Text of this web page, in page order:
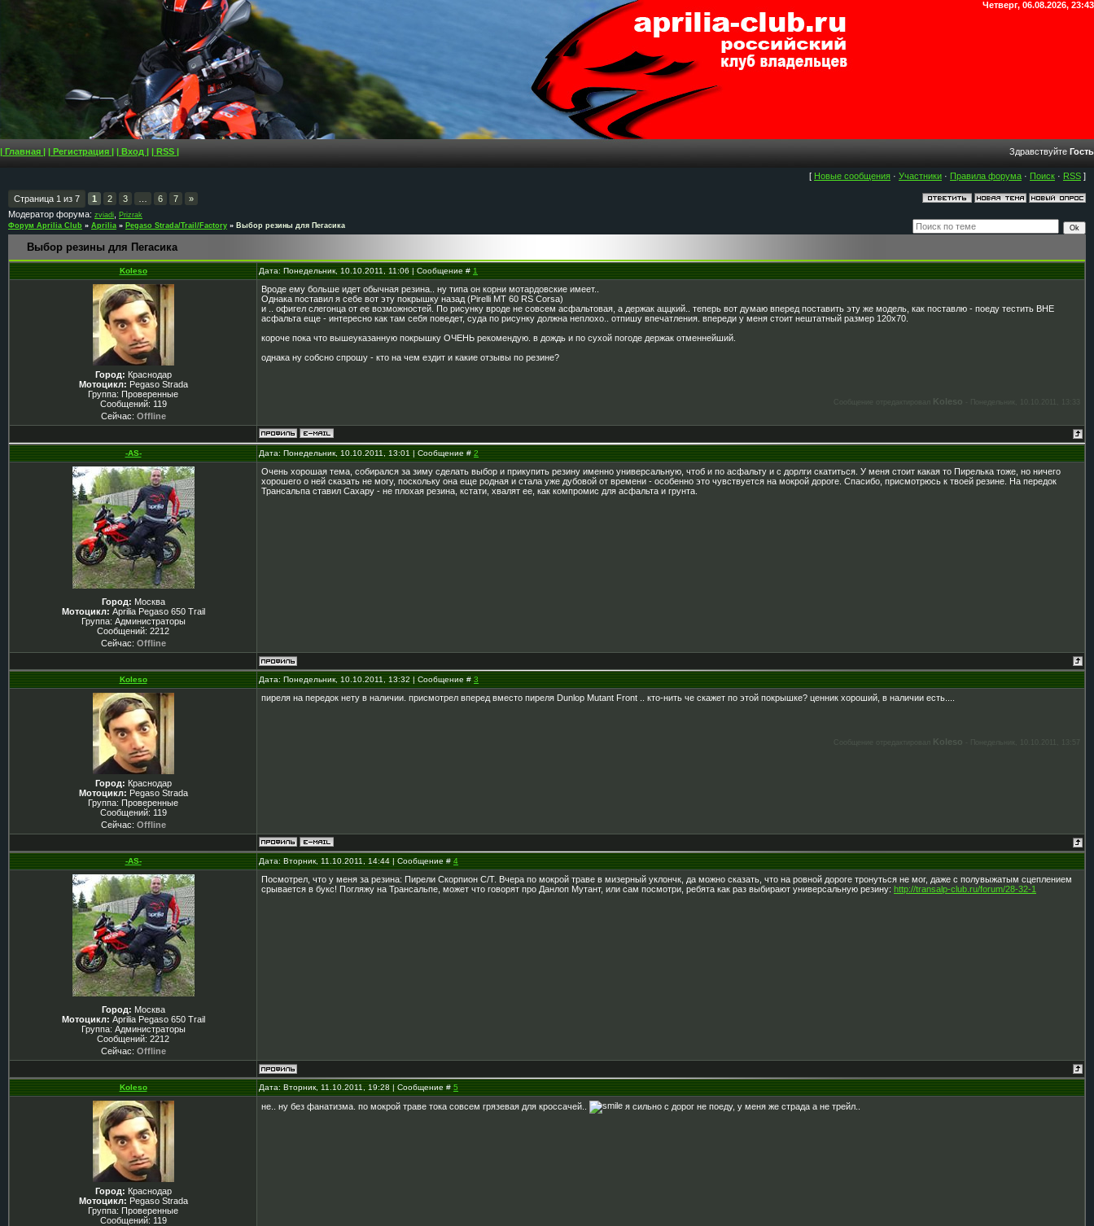
Четверг, 06.08.2026, 23:43
| Главная | | Регистрация | | Вход | | RSS | Здравствуйте Гость
[ Новые сообщения · Участники · Правила форума · Поиск · RSS ]
Страница 1 из 7 1 2 3 6 7
»
Модератор форума: zviadi
Prizrak
Форум Aprilia Club » Aprilia » Pegaso Strada/Trail/Factory » Выбор резины для Пегасика
Выбор резины для Пегасика
Koleso Дата: Понедельник, 10.10.2011, 11:06 | Сообщение #1
Город: Краснодар
Мотоцикл: Pegaso Strada
Группа: Проверенные
Сообщений: 119
Сейчас: Offline
Вроде ему больше идет обычная резина.. ну типа он корни мотардовские имеет..
Однака поставил я себе вот эту покрышку назад (Pirelli MT 60 RS Corsa)
и .. офигел слегонца от ее возможностей. По рисунку вроде не совсем асфальтовая, а держак аццкий.. теперь вот думаю вперед поставить эту же модель, как поставлю - поеду тестить ВНЕ
асфальта еще - интересно как там себя поведет, суда по рисунку должна неплохо.. отпишу впечатления. впереди у меня стоит нештатный размер 120х70.
короче пока что вышеуказанную покрышку ОЧЕНЬ рекомендую. в дождь и по сухой погоде держак отменнейший.
однака ну собсно спрошу - кто на чем ездит и какие отзывы по резине?
Сообщение отредактировал Koleso
-AS- Дата: Понедельник, 10.10.2011, 13:01 | Сообщение #2
Город: Москва
Мотоцикл: Aprilia Pegaso 650 Trail
Группа: Администраторы
Сообщений: 2212
Сейчас: Offline
Очень хорошая тема, собирался за зиму сделать выбор и прикупить резину именно универсальную, чтоб и по асфальту и с дорлги скатиться. У меня стоит какая то Пирелька тоже, но ничего
хорошего о ней сказать не могу, поскольку она еще родная и стала уже дубовой от времени - особенно это чувствуется на мокрой дороге. Спасибо, присмотрюсь к твоей резине. На передок
Трансальпа ставил Сахару - не плохая резина, кстати, хвалят ее, как компромис для асфальта и грунта.
Koleso Дата: Понедельник, 10.10.2011, 13:32 | Сообщение #3
Город: Краснодар
Мотоцикл: Pegaso Strada
Группа: Проверенные
Сообщений: 119
Сейчас: Offline
пиреля на передок нету в наличии. присмотрел вперед вместо пиреля Dunlop Mutant Front .. кто-нить че скажет по этой покрышке? ценник хороший, в наличии есть....
Сообщение отредактировал Koleso
-AS- Дата: Вторник, 11.10.2011, 14:44 | Сообщение #4
Город: Москва
Мотоцикл: Aprilia Pegaso 650 Trail
Группа: Администраторы
Сообщений: 2212
Сейчас: Offline
Посмотрел, что у меня за резина: Пирели Скорпион С/Т. Вчера по мокрой траве в мизерный уклончк, да можно сказать, что на ровной дороге тронуться не мог, даже с полувыжатым сцеплением
срывается в букс! Погляжу на Трансальпе, может что говорят про Данлоп Мутант, или сам посмотри, ребята как раз выбирают универсальную резину: http://transalp-club.ru/forum/28-32-1
Koleso Дата: Вторник, 11.10.2011, 19:28 | Сообщение #5
Город: Краснодар
Мотоцикл: Pegaso Strada
Группа: Проверенные
Сообщений: 119
не.. ну без фанатизма. по мокрой траве тока совсем грязевая для кроссачей.. я сильно с дорог не поеду, у меня же страда а не трейл..